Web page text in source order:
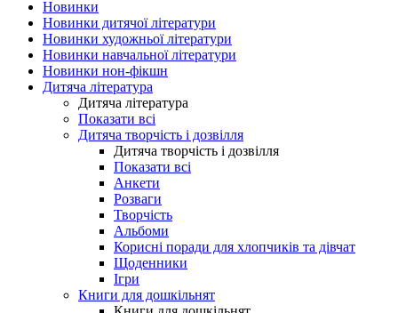
Новинки
Новинки дитячої літератури
Новинки художньої літератури
Новинки навчальної літератури
Новинки нон-фікшн
Дитяча література
Дитяча література
Показати всі
Дитяча творчість і дозвілля
Дитяча творчість і дозвілля
Показати всі
Анкети
Розваги
Творчість
Альбоми
Корисні поради для хлопчиків та дівчат
Щоденники
Ігри
Книги для дошкільнят